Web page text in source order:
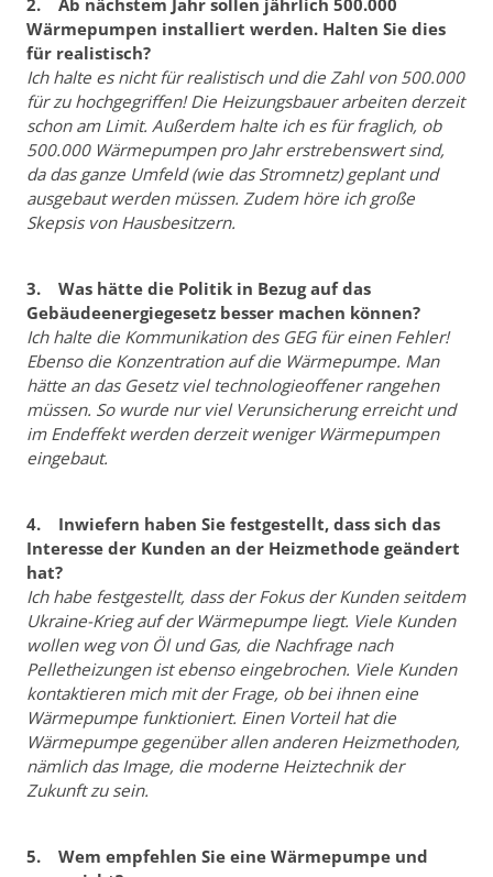
Wärmepumpen installiert werden. Halten Sie dies
für realistisch?
Ich halte es nicht für realistisch und die Zahl von 500.000
für zu hochgegriffen! Die Heizungsbauer arbeiten derzeit
schon am Limit. Außerdem halte ich es für fraglich, ob
500.000 Wärmepumpen pro Jahr erstrebenswert sind,
da das ganze Umfeld (wie das Stromnetz) geplant und
ausgebaut werden müssen. Zudem höre ich große
Skepsis von Hausbesitzern.
3. Was hätte die Politik in Bezug auf das
Gebäudeenergiegesetz besser machen können?
Ich halte die Kommunikation des GEG für einen Fehler!
Ebenso die Konzentration auf die Wärmepumpe. Man
hätte an das Gesetz viel technologieoffener rangehen
müssen. So wurde nur viel Verunsicherung erreicht und
im Endeffekt werden derzeit weniger Wärmepumpen
eingebaut.
4. Inwiefern haben Sie festgestellt, dass sich das
Interesse der Kunden an der Heizmethode geändert
hat?
Ich habe festgestellt, dass der Fokus der Kunden seitdem
Ukraine-Krieg auf der Wärmepumpe liegt. Viele Kunden
wollen weg von Öl und Gas, die Nachfrage nach
Pelletheizungen ist ebenso eingebrochen. Viele Kunden
kontaktieren mich mit der Frage, ob bei ihnen eine
Wärmepumpe funktioniert. Einen Vorteil hat die
Wärmepumpe gegenüber allen anderen Heizmethoden,
nämlich das Image, die moderne Heiztechnik der
Zukunft zu sein.
5. Wem empfehlen Sie eine Wärmepumpe und